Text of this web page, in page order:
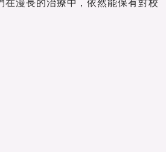
在漫長的治療中，依然能保有對校